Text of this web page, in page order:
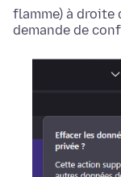
flamme) à droite
demande de